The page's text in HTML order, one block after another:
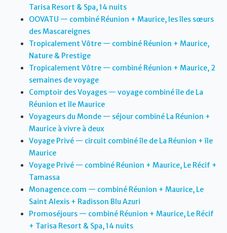
Tarisa Resort & Spa, 14 nuits
OOVATU — combiné Réunion + Maurice, les îles sœurs
des Mascareignes
Tropicalement Vôtre — combiné Réunion + Maurice,
Nature & Prestige
Tropicalement Vôtre — combiné Réunion + Maurice, 2
semaines de voyage
Comptoir des Voyages — voyage combiné île de La
Réunion et île Maurice
Voyageurs du Monde — séjour combiné La Réunion +
Maurice à vivre à deux
Voyage Privé — circuit combiné île de La Réunion + île
Maurice
Voyage Privé — combiné Réunion + Maurice, Le Récif +
Tamassa
Monagence.com — combiné Réunion + Maurice, Le
Saint Alexis + Radisson Blu Azuri
Promoséjours — combiné Réunion + Maurice, Le Récif
+ Tarisa Resort & Spa, 14 nuits